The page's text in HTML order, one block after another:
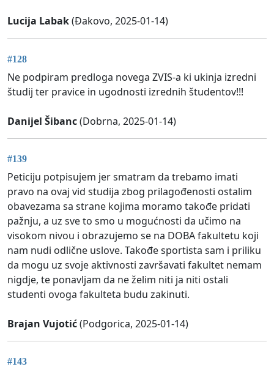
Lucija Labak(Đakovo, 2025-01-14)
#128
Ne podpiram predloga novega ZVIS-a ki ukinja izredni
študij ter pravice in ugodnosti izrednih študentov!!!
Danijel Šibanc(Dobrna, 2025-01-14)
#139
Peticiju potpisujem jer smatram da trebamo imati
pravo na ovaj vid studija zbog prilagođenosti ostalim
obavezama sa strane kojima moramo takođe pridati
pažnju, a uz sve to smo u mogućnosti da učimo na
visokom nivou i obrazujemo se na DOBA fakultetu koji
nam nudi odlične uslove. Takođe sportista sam i priliku
da mogu uz svoje aktivnosti završavati fakultet nemam
nigdje, te ponavljam da ne želim niti ja niti ostali
studenti ovoga fakulteta budu zakinuti.
Brajan Vujotić(Podgorica, 2025-01-14)
#143